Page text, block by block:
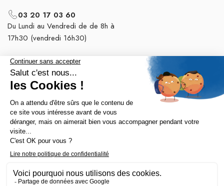
03 20 17 03 60
Du Lundi au Vendredi de de 8h à
17h30 (vendredi 16h30)
Nos tops catégories
Notre société 